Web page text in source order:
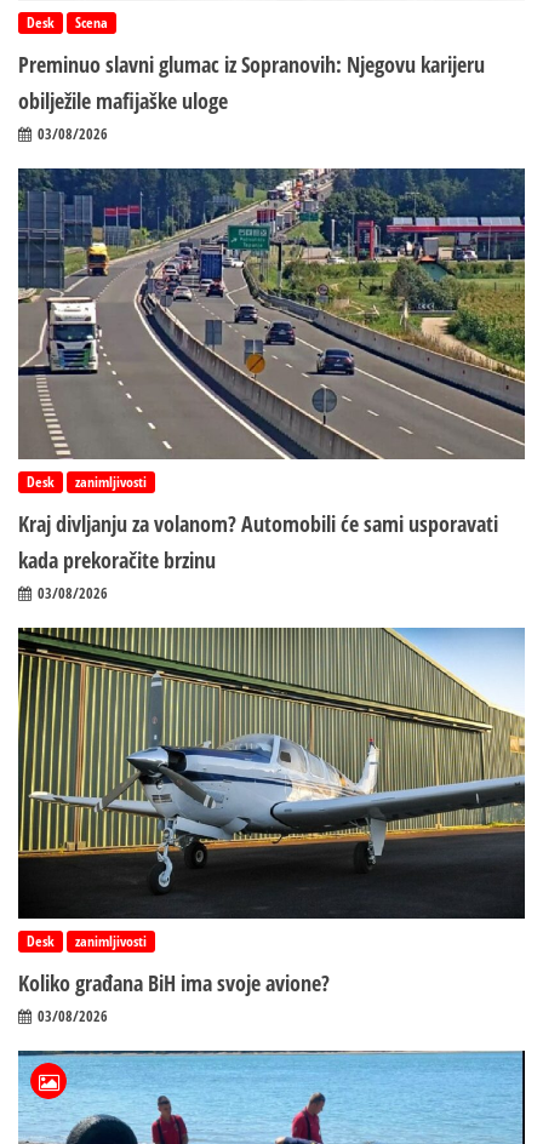
Desk Scena
Preminuo slavni glumac iz Sopranovih: Njegovu karijeru
obilježile mafijaške uloge
03/08/2026
Desk zanimljivosti
Kraj divljanju za volanom? Automobili će sami usporavati
kada prekoračite brzinu
03/08/2026
Desk zanimljivosti
Koliko građana BiH ima svoje avione?
03/08/2026